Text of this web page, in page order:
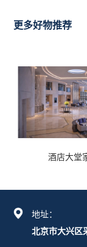
更多好物推荐
酒店大堂
地址：
北京市大兴区